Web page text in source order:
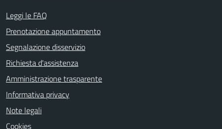
Leggi le FAQ
Prenotazione appuntamento
Segnalazione disservizio
Richiesta d'assistenza
Amministrazione trasparente
Informativa privacy
Note legali
Cookies